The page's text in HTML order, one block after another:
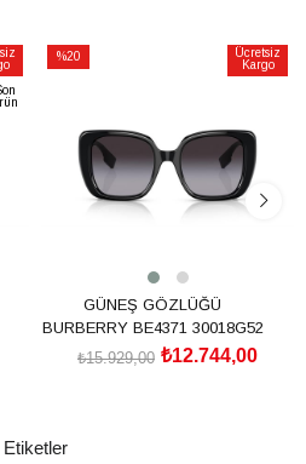
%20
Ücretsiz
Kargo
GÜNEŞ GÖZLÜĞÜ
BURBERRY BE4371 30018G52
₺12.744,00
₺15.929,00
Etiketler